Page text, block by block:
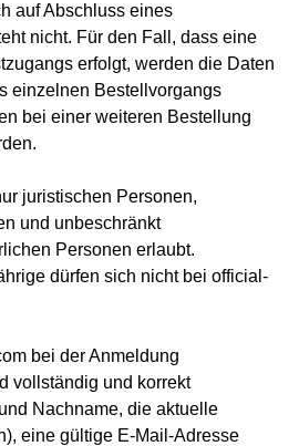
auf Abschluss eines
nicht. Für den Fall, dass eine
erfolgt, werden die Daten
einzelnen Bestellvorgangs
bei einer weiteren Bestellung
juristischen Personen,
und unbeschränkt
Personen erlaubt.
dürfen sich nicht bei official-
bei der Anmeldung
vollständig und korrekt
Nachname, die aktuelle
eine gültige E-Mail-Adresse